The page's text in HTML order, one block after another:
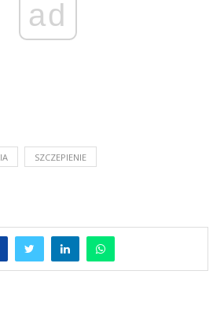
ad
SZCZEPIENIE